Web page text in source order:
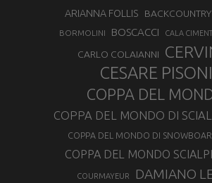
ARIANNA FOLLIS BACKCOUNTRY
BORMOLINI BOSCACCI CALA
CARLO COLAIANNI
CESARE PISONI
COPPA DEL
COPPA DEL MONDO DI
COPPA DEL MONDO DI
COPPA DEL MONDO
COURMAYEUR DAMIANO